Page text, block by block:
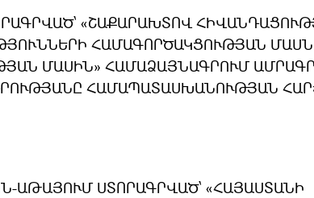
«ՇԱՔԱՐԱԽՏՈՎ
ՀԱՄԱԳՈՐԾԱԿՑՈՒԹՅԱՆ
ՄԱՍԻՆ» ՀԱՄԱՁԱՅՆԱԳՐՈՒՄ
ՀԱՄԱՊԱՏԱՍԽԱՆՈՒԹՅԱՆ
ԱԹԱՅՈՒՄ ՍՏՈՐԱԳՐՎԱԾ՝ «ՀԱՅԱՍՏԱՆԻ